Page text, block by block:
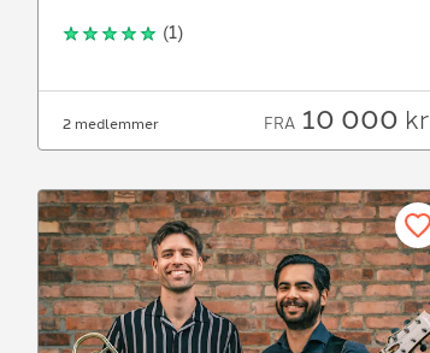
(1)
2 medlemmer FRA 10 000 kr